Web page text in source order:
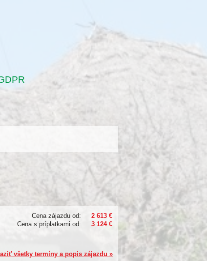
Cena zájazdu od:
2 613 €
Cena s príplatkami od:
3 124 €
všetky termíny a popis zájazdu »